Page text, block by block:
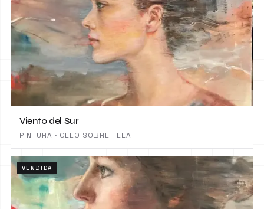
Viento del Sur
PINTURA · ÓLEO SOBRE TELA
VENDIDA